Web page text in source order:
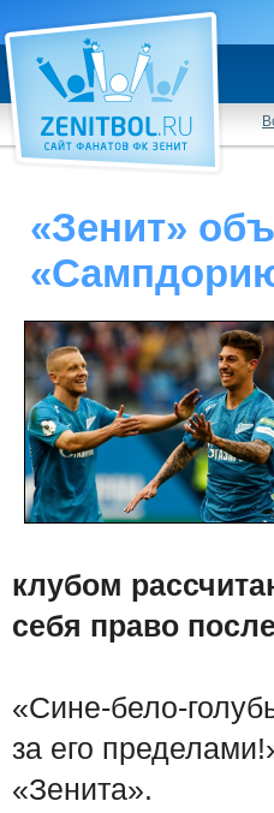
«Зенит»
клубом
себя право
«Сине-бело-
за его
«Зенита».